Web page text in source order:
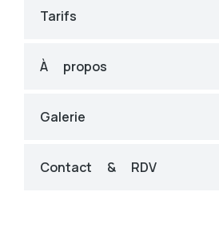
Tarifs
À propos
Galerie
Contact & RDV